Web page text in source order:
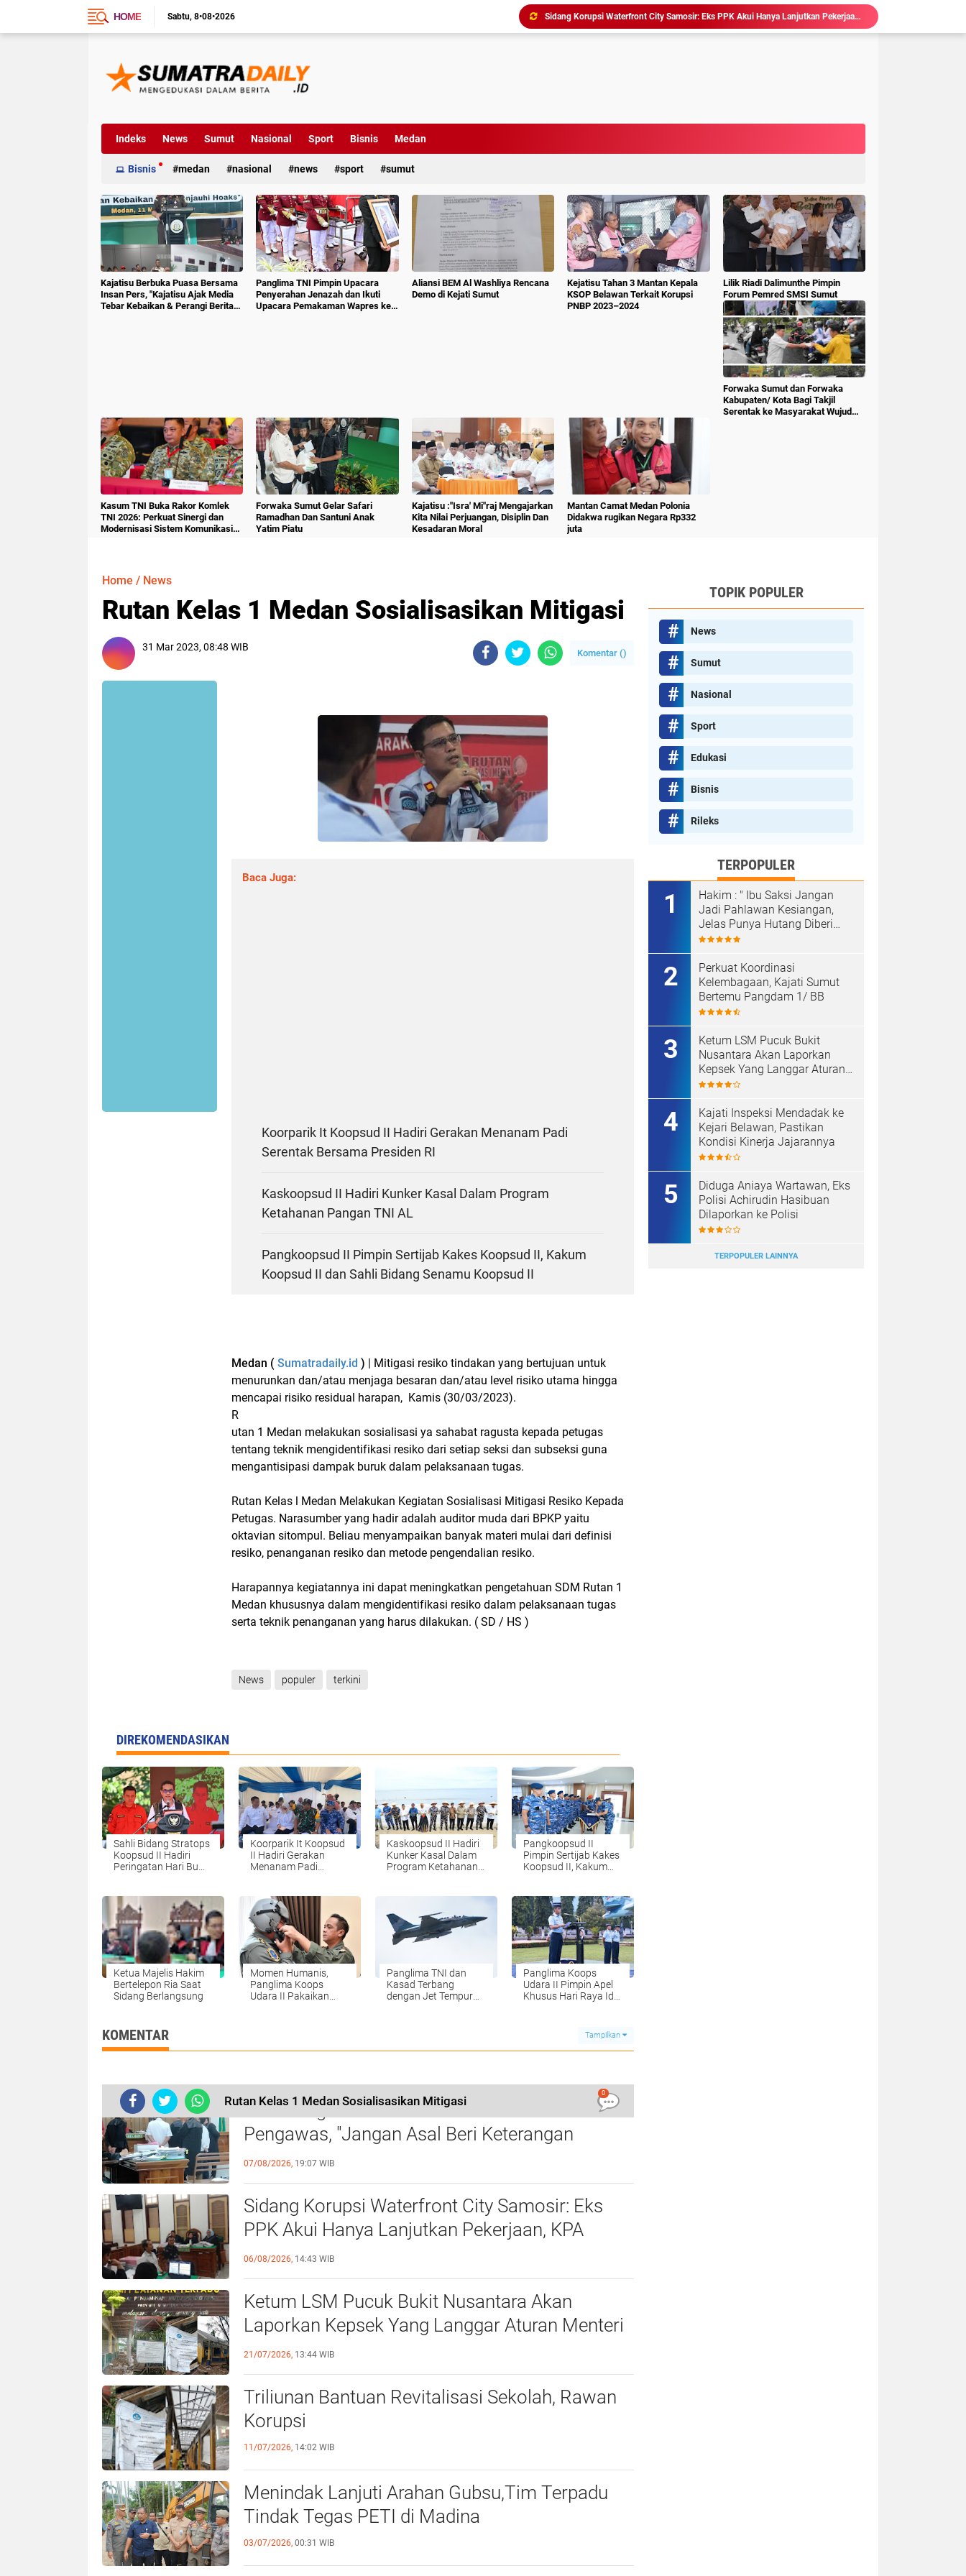
HOME Sabtu 8•08•2026
Sidang Korupsi Waterfront City Samosir: Eks PPK Akui Hanya Lanjutkan Pekerjaan, KPA Beberkan Pengawasan Proyek
Ketum LSM Pucuk Bukit Nusantara Akan Laporkan Kepsek Yang Langgar Aturan Menteri ke APH , Terkait Dana Revitalisasi Sekolah
Dugaan Korupsi SPP dan Dana BOS SMAN 8 Menunggu Gelar Perkara
Indeks News Sumut Nasional Sport Bisnis Medan
Bisnis medan nasional news sport sumut
Kajatisu Berbuka Puasa Bersama
Insan Pers, "Kajatisu Ajak Media
Tebar Kebaikan & Perangi Berita
Panglima TNI Pimpin Upacara
Penyerahan Jenazah dan Ikuti
Upacara Pemakaman Wapres ke-
Aliansi BEM Al Washliya Rencana
Demo di Kejati Sumut
Kejatisu Tahan 3 Mantan Kepala
KSOP Belawan Terkait Korupsi
PNBP 2023–2024
Lilik Riadi Dalimunthe Pimpin
Forum Pemred SMSI Sumut
Forwaka Sumut dan Forwaka
Kabupaten/ Kota Bagi Takjil
Serentak ke Masyarakat Wujud
Kasum TNI Buka Rakor Komlek
TNI 2026: Perkuat Sinergi dan
Modernisasi Sistem Komunikasi
Forwaka Sumut Gelar Safari
Ramadhan Dan Santuni Anak
Yatim Piatu
Kajatisu :"Isra' Mi"raj Mengajarkan
Kita Nilai Perjuangan, Disiplin Dan
Kesadaran Moral
Mantan Camat Medan Polonia
Didakwa rugikan Negara Rp332
juta
Home / News
Rutan Kelas 1 Medan Sosialisasikan Mitigasi
31 Mar 2023, 08:48 WIB
Komentar ()
Baca Juga:
Koorparik It Koopsud II Hadiri Gerakan Menanam Padi
Serentak Bersama Presiden RI
Kaskoopsud II Hadiri Kunker Kasal Dalam Program
Ketahanan Pangan TNI AL
Pangkoopsud II Pimpin Sertijab Kakes Koopsud II, Kakum
Koopsud II dan Sahli Bidang Senamu Koopsud II
Medan ( Sumatradaily.id ) | Mitigasi resiko tindakan yang bertujuan untuk
menurunkan dan/atau menjaga besaran dan/atau level risiko utama hingga
mencapai risiko residual harapan, Kamis (30/03/2023).
R
utan 1 Medan melakukan sosialisasi ya sahabat ragusta kepada petugas
tentang teknik mengidentifikasi resiko dari setiap seksi dan subseksi guna
mengantisipasi dampak buruk dalam pelaksanaan tugas.
Rutan Kelas l Medan Melakukan Kegiatan Sosialisasi Mitigasi Resiko Kepada
Petugas. Narasumber yang hadir adalah auditor muda dari BPKP yaitu
oktavian sitompul. Beliau menyampaikan banyak materi mulai dari definisi
resiko, penanganan resiko dan metode pengendalian resiko.
Harapannya kegiatannya ini dapat meningkatkan pengetahuan SDM Rutan 1
Medan khususnya dalam mengidentifikasi resiko dalam pelaksanaan tugas
serta teknik penanganan yang harus dilakukan. ( SD / HS )
News populer terkini
DIREKOMENDASIKAN
Sahli Bidang Stratops
Koopsud II Hadiri
Peringatan Hari Bumi
Koorparik It Koopsud
II Hadiri Gerakan
Menanam Padi
Kaskoopsud II Hadiri
Kunker Kasal Dalam
Program Ketahanan
Pangkoopsud II
Pimpin Sertijab Kakes
Koopsud II, Kakum
Koopsud II
Ketua Majelis Hakim
Bertelepon Ria Saat
Sidang Berlangsung
Momen Humanis,
Panglima Koops
Udara II Pakaikan
Panglima TNI dan
Kasad Terbang
dengan Jet Tempur
Panglima Koops
Udara II Pimpin Apel
Khusus Hari Raya Idul
KOMENTAR Tampilkan
Rutan Kelas 1 Medan Sosialisasikan Mitigasi
0
Hakim Ingatkan Saksi Fahrizal Konsultan
Pengawas, "Jangan Asal Beri Keterangan
Didepan Persidangan "
07/08/2026, 19:07 WIB
Sidang Korupsi Waterfront City Samosir: Eks
PPK Akui Hanya Lanjutkan Pekerjaan, KPA
Beberkan Pengawasan Proyek
06/08/2026, 14:43 WIB
Ketum LSM Pucuk Bukit Nusantara Akan
Laporkan Kepsek Yang Langgar Aturan Menteri
21/07/2026, 13:44 WIB
Triliunan Bantuan Revitalisasi Sekolah, Rawan
Korupsi
11/07/2026, 14:02 WIB
Menindak Lanjuti Arahan Gubsu,Tim Terpadu
Tindak Tegas PETI di Madina
03/07/2026, 00:31 WIB
TOPIK POPULER
News
Sumut
Nasional
Sport
Edukasi
Bisnis
Rileks
TERPOPULER
Hakim : " Ibu Saksi Jangan
Jadi Pahlawan Kesiangan,
Jelas Punya Hutang Diberi
Barang Lagi
Perkuat Koordinasi
Kelembagaan, Kajati Sumut
Bertemu Pangdam 1/ BB
Ketum LSM Pucuk Bukit
Nusantara Akan Laporkan
Kepsek Yang Langgar Aturan
Menteri ke APH , Terkait Dana
Kajati Inspeksi Mendadak ke
Kejari Belawan, Pastikan
Kondisi Kinerja Jajarannya
Diduga Aniaya Wartawan, Eks
Polisi Achirudin Hasibuan
Dilaporkan ke Polisi
TERPOPULER LAINNYA